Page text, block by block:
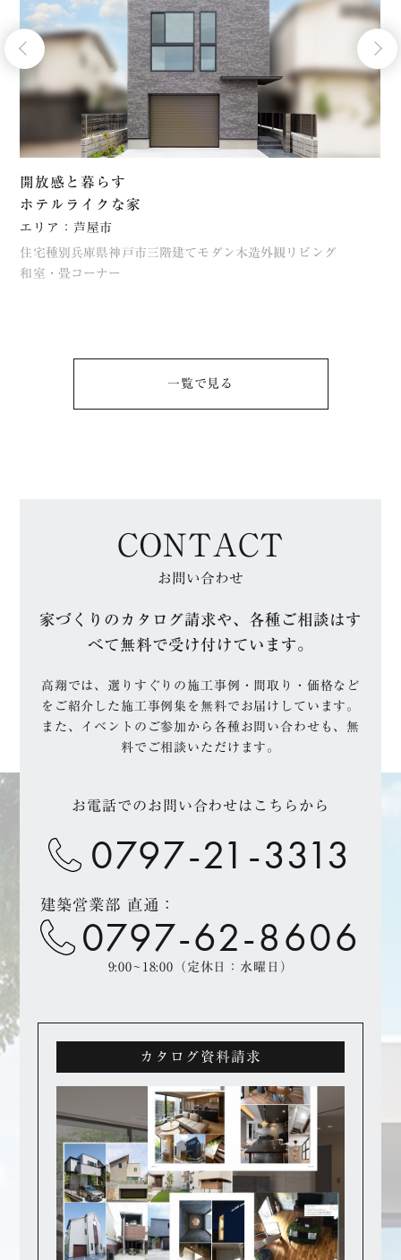
開放感と暮らす
ホテルライクな家
エリア：芦屋市
住宅種別 兵庫県神戸市 三階建てモダン 木造外観 リビング
和室・畳コーナー
一覧で⾒る
CONTACT
お問い合わせ
家づくりのカタログ請求や、各種ご相談はす
べて無料で受け付けています。
高翔では、選りすぐりの施工事例・間取り・価格など
をご紹介した施工事例集を無料でお届けしています。
また、イベントのご参加から各種お問い合わせも、無
料でご相談いただけます。
お電話でのお問い合わせはこちらから
0797-21-3313
建築営業部 直通：
0797-62-8606
9:00~18:00（定休日：水曜日）
カタログ資料請求